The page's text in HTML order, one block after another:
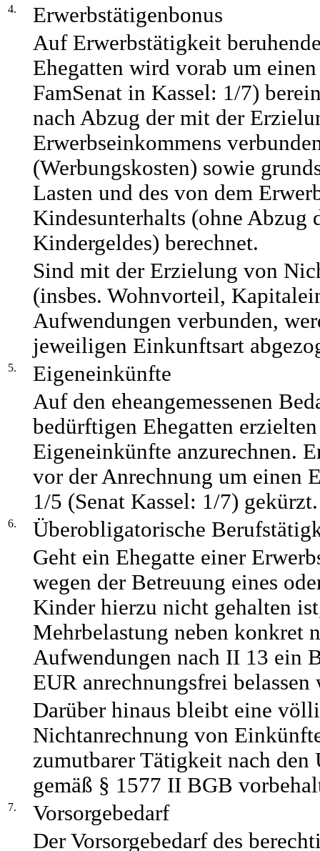
4.
Erwerbstätigenbonus
Auf Erwerbstätigkeit
Ehegatten wird vorab um
FamSenat in Kassel: 1/7)
nach Abzug der mit der
Erwerbseinkommens
(Werbungskosten) sowie
Lasten und des von dem
Kindesunterhalts (ohne Abzug
Kindergeldes) berechnet.
Sind mit der Erzielung von
(insbes. Wohnvorteil,
Aufwendungen verbunden,
jeweiligen Einkunftsart
5.
Eigeneinkünfte
Auf den eheangemessenen
bedürftigen Ehegatten
Eigeneinkünfte anzurechnen.
vor der Anrechnung um einen
1/5 (Senat Kassel: 1/7) gekürzt.
6.
Überobligatorische
Geht ein Ehegatte einer
wegen der Betreuung eines
Kinder hierzu nicht gehalten
Mehrbelastung neben konkret
Aufwendungen nach II 13 ein
EUR anrechnungsfrei
Darüber hinaus bleibt eine
Nichtanrechnung von
zumutbarer Tätigkeit nach den
gemäß § 1577 II BGB
7.
Vorsorgebedarf
Der Vorsorgebedarf des